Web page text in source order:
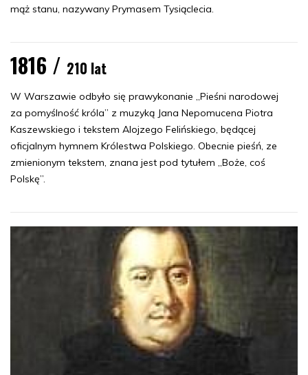
mąż stanu, nazywany Prymasem Tysiąclecia.
1816 / 210 lat
W Warszawie odbyło się prawykonanie „Pieśni narodowej
za pomyślność króla” z muzyką Jana Nepomucena Piotra
Kaszewskiego i tekstem Alojzego Felińskiego, będącej
oficjalnym hymnem Królestwa Polskiego. Obecnie pieśń, ze
zmienionym tekstem, znana jest pod tytułem „Boże, coś
Polskę”.